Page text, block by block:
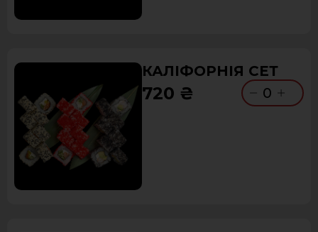
КАЛІФОРНІЯ СЕТ
720 ₴ 0